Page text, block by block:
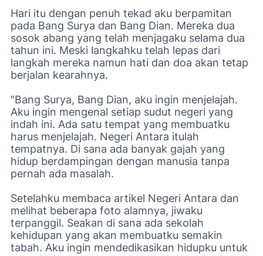
Hari itu dengan penuh tekad aku berpamitan
pada Bang Surya dan Bang Dian. Mereka dua
sosok abang yang telah menjagaku selama dua
tahun ini. Meski langkahku telah lepas dari
langkah mereka namun hati dan doa akan tetap
berjalan kearahnya.
"Bang Surya, Bang Dian, aku ingin menjelajah.
Aku ingin mengenal setiap sudut negeri yang
indah ini. Ada satu tempat yang membuatku
harus menjelajah. Negeri Antara itulah
tempatnya. Di sana ada banyak gajah yang
hidup berdampingan dengan manusia tanpa
pernah ada masalah.
Setelahku membaca artikel Negeri Antara dan
melihat beberapa foto alamnya, jiwaku
terpanggil. Seakan di sana ada sekolah
kehidupan yang akan membuatku semakin
tabah. Aku ingin mendedikasikan hidupku untuk